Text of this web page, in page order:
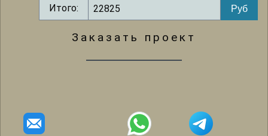
Итого:
Заказать проект